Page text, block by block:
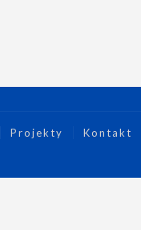
Projekty Kontakt